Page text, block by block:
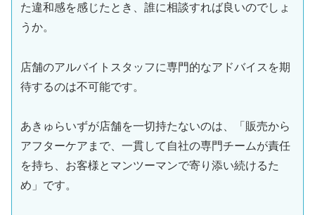
た違和感を感じたとき、誰に相談すれば良いのでしょ
うか。
店舗のアルバイトスタッフに専門的なアドバイスを期
待するのは不可能です。
あきゅらいずが店舗を一切持たないのは、「販売から
アフターケアまで、一貫して自社の専門チームが責任
を持ち、お客様とマンツーマンで寄り添い続けるた
め」です。